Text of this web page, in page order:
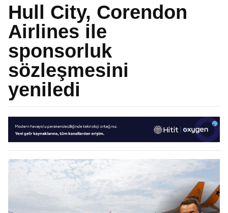
Hull City, Corendon
Airlines ile
sponsorluk
sözleşmesini
yeniledi